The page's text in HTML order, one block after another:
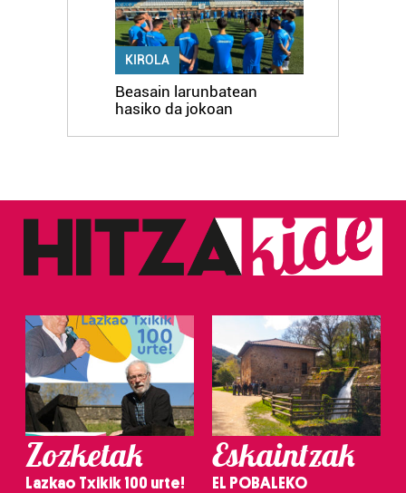
KIROLA
Beasain larunbatean
hasiko da jokoan
Zozketak
Lazkao Txikik 100 urte!
Eskaintzak
EL POBALEKO